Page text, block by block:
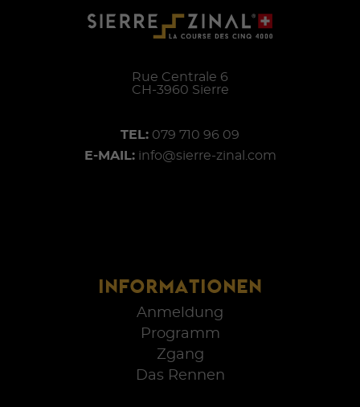
INFORMATIONEN
Anmeldung
Programm
Zgang
Das Rennen
Rue Centrale 6
CH-3960 Sierre
TEL: 079 710 96 09
E-MAIL: info@sierre-zinal.com